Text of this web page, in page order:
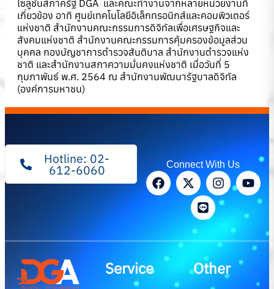
โซลูชันส์ภาครัฐ DGA และคณะทำงานจากหลายหน่วยงานที่
เกี่ยวข้อง อาทิ ศูนย์เทคโนโลยีอิเล็กทรอนิกส์และคอมพิวเตอร์
แห่งชาติ สำนักงานคณะกรรมการดิจิทัลเพื่อเศรษฐกิจและ
สังคมแห่งชาติ สำนักงานคณะกรรมการคุ้มครองข้อมูลส่วน
บุคคล กองบัญชาการตำรวจสันติบาล สำนักงานตำรวจแห่ง
ชาติ และสำนักงานสภาความมั่นคงแห่งชาติ เมื่อวันที่ 5
กุมภาพันธ์ พ.ศ. 2564 ณ สำนักงานพัฒนารัฐบาลดิจิทัล
(องค์การมหาชน)
Hotline: 02-
612-6060 Connect With Us
Service Other